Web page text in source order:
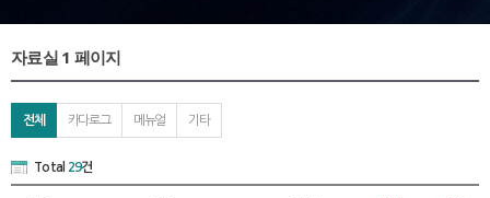
자료실 1 페이지
전체 카다로그 메뉴얼 기타
Total 29건